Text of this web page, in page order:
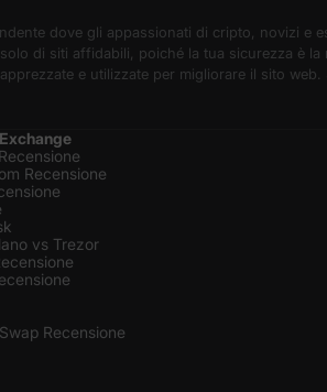
dove gli appassionati di cripto, novizi e
di siti affidabili, poiché la tua sicurezza è
e utilizzate per migliorare il sito
Recensione
vs Trezor
Recensione